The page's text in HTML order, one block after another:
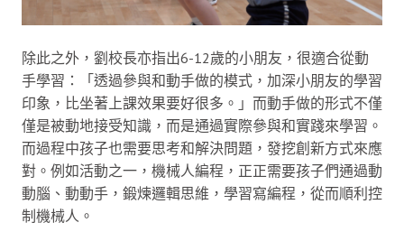
除此之外，劉校長亦指出6-12歲的小朋友，很適合從動
手學習：「透過參與和動手做的模式，加深小朋友的學習
印象，比坐著上課效果要好很多。」而動手做的形式不僅
僅是被動地接受知識，而是通過實際參與和實踐來學習。
而過程中孩子也需要思考和解決問題，發挖創新方式來應
對。例如活動之一，機械人編程，正正需要孩子們通過動
動腦、動動手，鍛煉邏輯思維，學習寫編程，從而順利控
制機械人。